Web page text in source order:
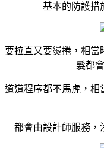
基本的防護措
要拉直又要燙捲，相當
髮都
道道程序都不馬虎，相
都會由設計師服務，